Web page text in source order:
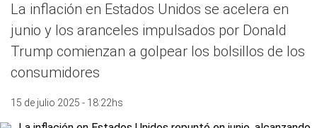
La inflación en Estados Unidos se acelera en
junio y los aranceles impulsados por Donald
Trump comienzan a golpear los bolsillos de los
consumidores
15 de julio 2025 - 18:22hs